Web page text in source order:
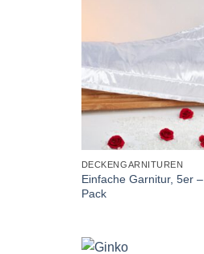
DECKENGARNITUREN
Einfache Garnitur, 5er –
Pack
+